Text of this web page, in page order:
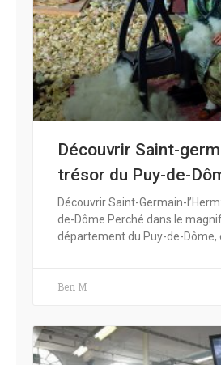
Découvrir Saint-
trésor du Puy-de-
Découvrir Saint-Germain-
de-Dôme Perché dans le
département du Puy-de-Dôme,
Ben M